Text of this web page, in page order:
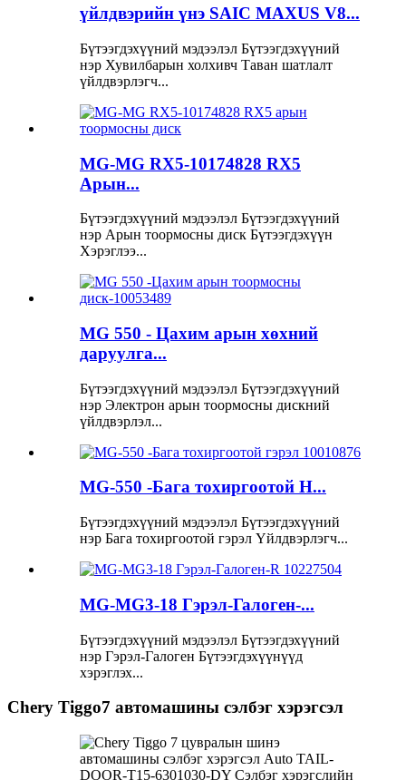
үйлдвэрийн үнэ SAIC MAXUS V8...
Бүтээгдэхүүний мэдээлэл Бүтээгдэхүүний
нэр Хувилбарын холхивч Таван шатлалт
үйлдвэрлэгч...
MG-MG RX5-10174828 RX5
Арын...
Бүтээгдэхүүний мэдээлэл Бүтээгдэхүүний
нэр Арын тоормосны диск Бүтээгдэхүүн
Хэрэглээ...
MG 550 - Цахим арын хөхний
даруулга...
Бүтээгдэхүүний мэдээлэл Бүтээгдэхүүний
нэр Электрон арын тоормосны дискний
үйлдвэрлэл...
MG-550 -Бага тохиргоотой H...
Бүтээгдэхүүний мэдээлэл Бүтээгдэхүүний
нэр Бага тохиргоотой гэрэл Үйлдвэрлэгч...
MG-MG3-18 Гэрэл-Галоген-...
Бүтээгдэхүүний мэдээлэл Бүтээгдэхүүний
нэр Гэрэл-Галоген Бүтээгдэхүүнүүд
хэрэглэх...
Chery Tiggo7 автомашины сэлбэг хэрэгсэл